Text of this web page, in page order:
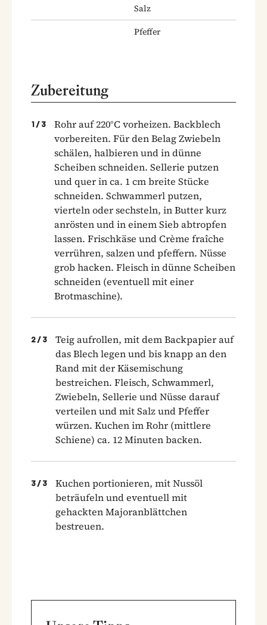
Salz
Pfeffer
Zubereitung
1 / 3
Rohr auf 220°C vorheizen. Backblech
vorbereiten. Für den Belag Zwiebeln
schälen, halbieren und in dünne
Scheiben schneiden. Sellerie putzen
und quer in ca. 1 cm breite Stücke
schneiden. Schwammerl putzen,
vierteln oder sechsteln, in Butter kurz
anrösten und in einem Sieb abtropfen
lassen. Frischkäse und Crème fraîche
verrühren, salzen und pfeffern. Nüsse
grob hacken. Fleisch in dünne Scheiben
schneiden (eventuell mit einer
Brotmaschine).
2 / 3
Teig aufrollen, mit dem Backpapier auf
das Blech legen und bis knapp an den
Rand mit der Käsemischung
bestreichen. Fleisch, Schwammerl,
Zwiebeln, Sellerie und Nüsse darauf
verteilen und mit Salz und Pfeffer
würzen. Kuchen im Rohr (mittlere
Schiene) ca. 12 Minuten backen.
3 / 3
Kuchen portionieren, mit Nussöl
beträufeln und eventuell mit
gehackten Majoranblättchen
bestreuen.